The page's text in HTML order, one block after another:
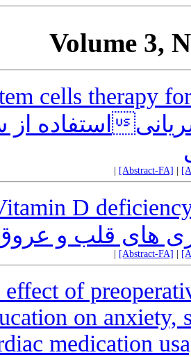
Volume 3,
cells therapy
استفاده از سلولهای بنیادی در
[Abstract-FA]
D
[Abstract-FA]
effect of
on anxiety,
medication